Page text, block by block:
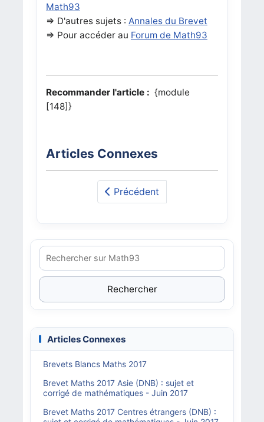
Math93
=> D'autres sujets : Annales du Brevet
=> Pour accéder au Forum de Math93
Recommander l'article : {module
[148]}
Articles Connexes
Précédent
Rechercher
Articles Connexes
Brevets Blancs Maths 2017
Brevet Maths 2017 Asie (DNB) : sujet et
corrigé de mathématiques - Juin 2017
Brevet Maths 2017 Centres étrangers (DNB) :